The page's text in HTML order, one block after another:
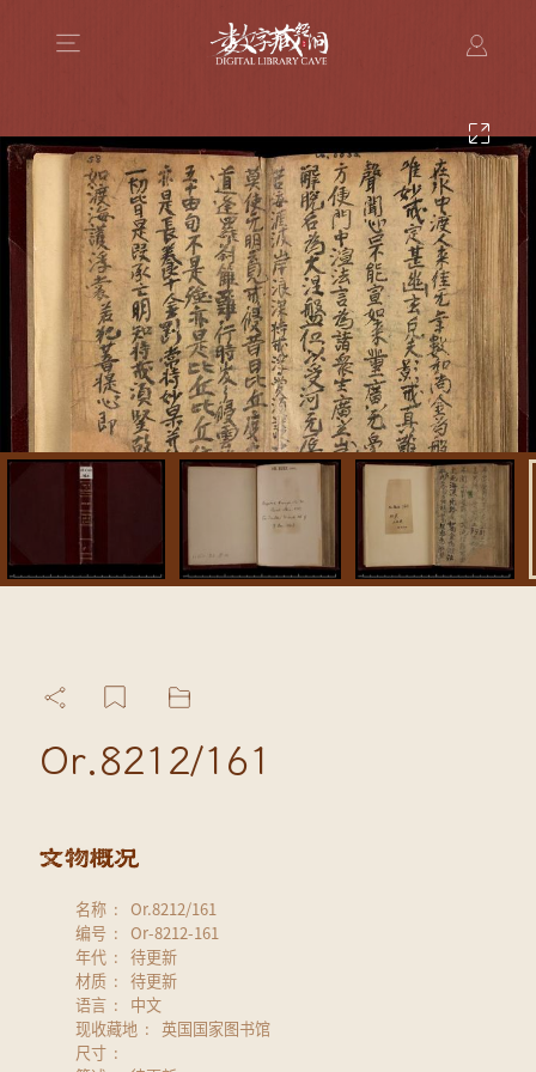
Or.8212/161
名称
Or.8212/161
编号
Or-8212-161
年代
待更新
材质
待更新
语言
中文
现收藏地
英国国家图书馆
尺寸